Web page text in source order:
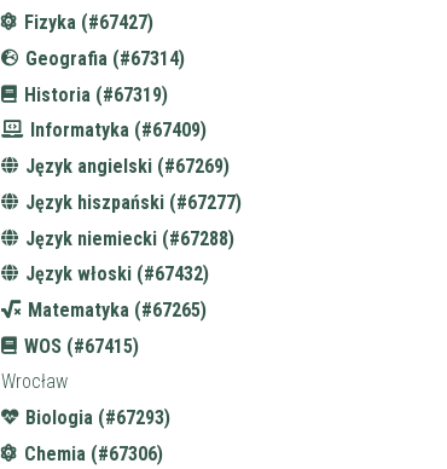
Fizyka (#67427)
Geografia (#67314)
Historia (#67319)
Informatyka (#67409)
Język angielski (#67269)
Język hiszpański (#67277)
Język niemiecki (#67288)
Język włoski (#67432)
Matematyka (#67265)
WOS (#67415)
Wrocław
Biologia (#67293)
Chemia (#67306)